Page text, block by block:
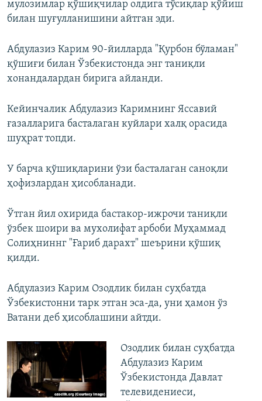
мулозимлар қўшиқчилар олдига тўсиқлар қўйиш
билан шуғулланишини айтган эди.
​Абдулазиз Карим 90-йилларда "Қурбон бўламан"
қўшиғи билан Ўзбекистонда энг таниқли
хонандалардан бирига айланди.
Кейинчалик Абдулазиз Каримнинг Яссавий
ғазалларига басталаган куйлари халқ орасида
шуҳрат топди.
У барча қўшиқларини ўзи басталаган саноқли
ҳофизлардан ҳисобланади.
Ўтган йил охирида бастакор-ижрочи таниқли
ўзбек шоири ва мухолифат арбоби Муҳаммад
Солиҳниннг "Ғариб дарахт" шеърини қўшиқ
қилди.
Абдулазиз Карим Озодлик билан суҳбатда
Ўзбекистонни тарк этган эса-да, уни ҳамон ўз
Ватани деб ҳисоблашини айтди.
​Озодлик билан суҳбатда
Абдулазиз Карим
Ўзбекистонда Давлат
телевидениеси,